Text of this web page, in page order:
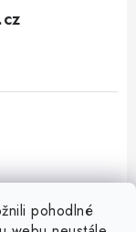
pohodlné